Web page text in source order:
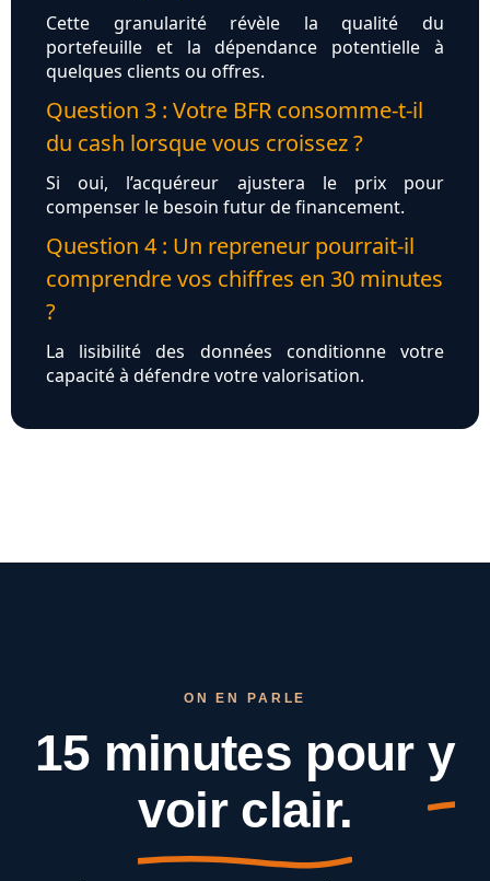
Cette granularité révèle la qualité du
portefeuille et la dépendance potentielle à
quelques clients ou offres.
Question 3 : Votre BFR consomme-t-il
du cash lorsque vous croissez ?
Si oui, l’acquéreur ajustera le prix pour
compenser le besoin futur de financement.
Question 4 : Un repreneur pourrait-il
comprendre vos chiffres en 30 minutes
?
La lisibilité des données conditionne votre
capacité à défendre votre valorisation.
ON EN PARLE
15 minutes pour y
voir clair.